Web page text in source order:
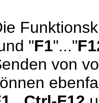
"F1"..."
von